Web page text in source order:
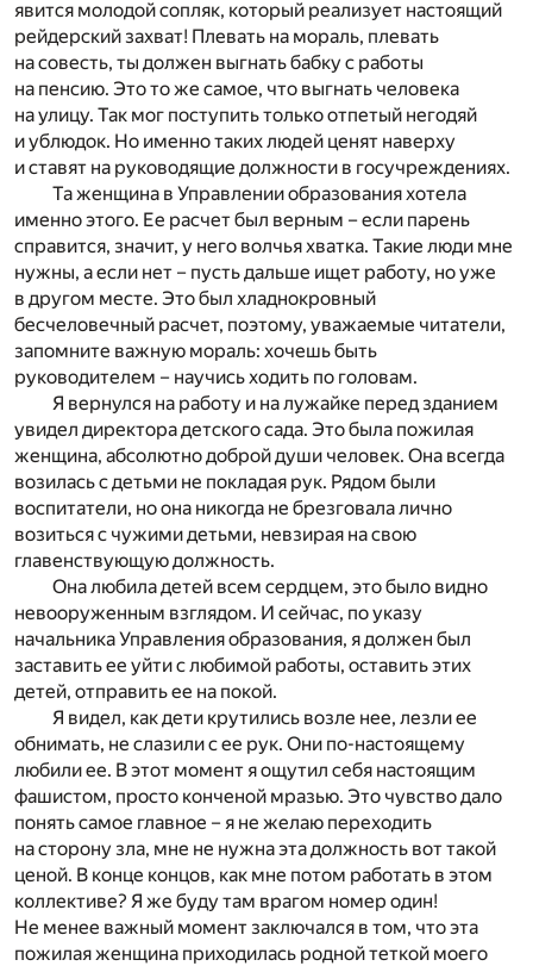
явится молодой сопляк, который реализует настоящий
рейдерский захват! Плевать на мораль, плевать
на совесть, ты должен выгнать бабку с работы
на пенсию. Это то же самое, что выгнать человека
на улицу. Так мог поступить только отпетый негодяй
и ублюдок. Но именно таких людей ценят наверху
и ставят на руководящие должности в госучреждениях.
Та женщина в Управлении образования хотела
именно этого. Ее расчет был верным – если парень
справится, значит, у него волчья хватка. Такие люди мне
нужны, а если нет – пусть дальше ищет работу, но уже
в другом месте. Это был хладнокровный
бесчеловечный расчет, поэтому, уважаемые читатели,
запомните важную мораль: хочешь быть
руководителем – научись ходить по головам.
Я вернулся на работу и на лужайке перед зданием
увидел директора детского сада. Это была пожилая
женщина, абсолютно доброй души человек. Она всегда
возилась с детьми не покладая рук. Рядом были
воспитатели, но она никогда не брезговала лично
возиться с чужими детьми, невзирая на свою
главенствующую должность.
Она любила детей всем сердцем, это было видно
невооруженным взглядом. И сейчас, по указу
начальника Управления образования, я должен был
заставить ее уйти с любимой работы, оставить этих
детей, отправить ее на покой.
Я видел, как дети крутились возле нее, лезли ее
обнимать, не слазили с ее рук. Они по-настоящему
любили ее. В этот момент я ощутил себя настоящим
фашистом, просто конченой мразью. Это чувство дало
понять самое главное – я не желаю переходить
на сторону зла, мне не нужна эта должность вот такой
ценой. В конце концов, как мне потом работать в этом
коллективе? Я же буду там врагом номер один!
Не менее важный момент заключался в том, что эта
пожилая женщина приходилась родной теткой моего